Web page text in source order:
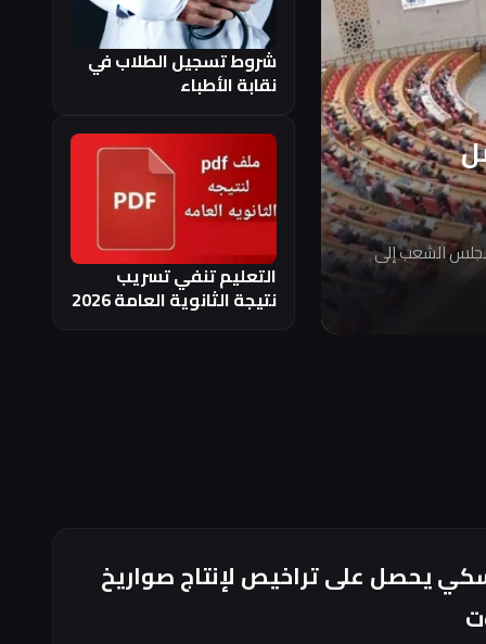
الشعب إلى
شروط تسجيل الطلاب في
نقابة الأطباء
التعليم تنفي تسريب
نتيجة الثانوية العامة 2026
يحصل على تراخيص لإنتاج صواريخ